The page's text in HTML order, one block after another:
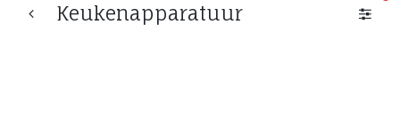
Keukenapparatuur